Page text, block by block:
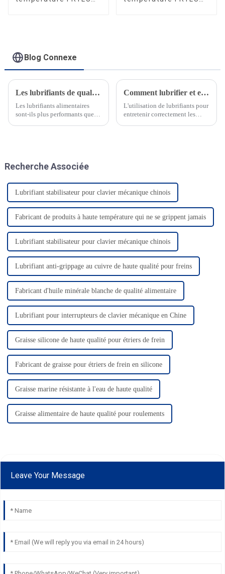
Blog Connexe
Les lubrifiants de qualité alimentaire sont-ils plus performants que les lubrifiants de qualité industrielle ?
Les lubrifiants alimentaires
sont-ils plus performants que
alimentaires…
Comment lubrifier et entretenir les roulements à grande vitesse des drones ?
L'utilisation de lubrifiants pour
entretenir correctement les
Recherche Associée
Lubrifiant stabilisateur pour clavier mécanique chinois
Fabricant de produits à haute température qui ne se grippent jamais
Lubrifiant stabilisateur pour clavier mécanique chinois
Lubrifiant anti-grippage au cuivre de haute qualité pour freins
Fabricant d'huile minérale blanche de qualité alimentaire
Lubrifiant pour interrupteurs de clavier mécanique en Chine
Graisse silicone de haute qualité pour étriers de frein
Fabricant de graisse pour étriers de frein en silicone
Graisse marine résistante à l'eau de haute qualité
Graisse alimentaire de haute qualité pour roulements
Leave Your Message